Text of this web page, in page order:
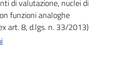
di valutazione, nuclei di
funzioni analoghe
art. 8, d.lgs. n. 33/2013)